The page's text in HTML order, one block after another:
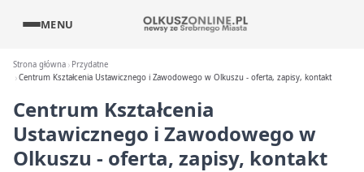
MENU
Strona główna
Przydatne
Centrum Kształcenia Ustawicznego i Zawodowego w Olkuszu - oferta, zapisy, kontakt
Centrum Kształcenia
Ustawicznego i Zawodowego w
Olkuszu - oferta, zapisy, kontakt